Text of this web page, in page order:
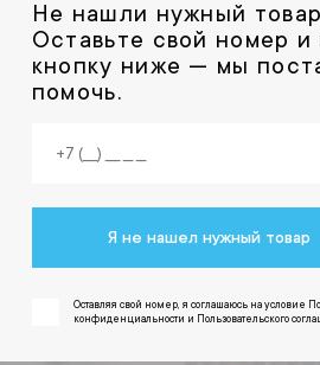
Не нашли нужный
Оставьте свой номер и
кнопку ниже — мы
помочь.
Я не нашел нужный товар
Оставляя свой номер, я соглашаюсь на условие
конфиденциальности и Пользовательского